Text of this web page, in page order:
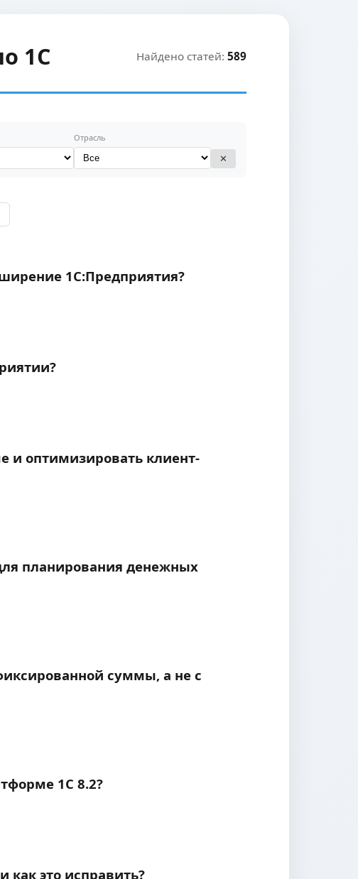
1С Найдено статей: 589
Отрасль
✕
1С:Предприятия?
и оптимизировать клиент-
планирования денежных
суммы, а не с
1С 8.2?
как это исправить?